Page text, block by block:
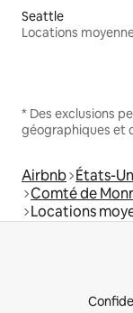
Seattle
* Des exclusions
géographiques et
Airbnb États-
Comté de
Locations